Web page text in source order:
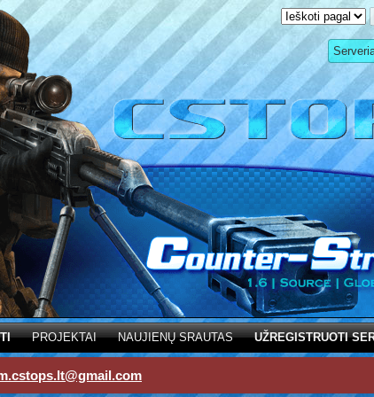
PROJEKTAI NAUJIENŲ SRAUTAS UŽREGISTRUOTI